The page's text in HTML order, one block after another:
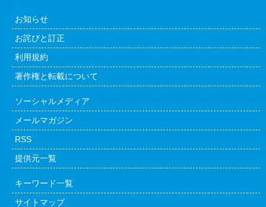
お知らせ
お詫びと訂正
利用規約
著作権と転載について
ソーシャルメディア
メールマガジン
RSS
提供元一覧
キーワード一覧
サイトマップ